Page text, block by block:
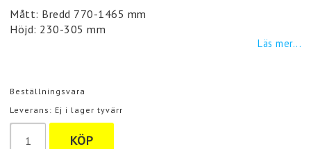
Mått: Bredd 770-1465 mm
Höjd: 230-305 mm
Läs mer...
Beställningsvara
Leverans: Ej i lager tyvärr
KÖP